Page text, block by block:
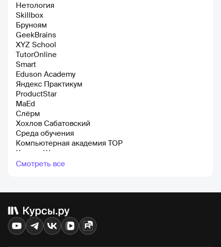
Нетология
Skillbox
Бруноям
GeekBrains
XYZ School
TutorOnline
Smart
Eduson Academy
Яндекс Практикум
ProductStar
MaEd
Слёрм
Хохлов Сабатовский
Среда обучения
Компьютерная академия TOP
Контур Школа
Психодемия
Fashion factory school
EDPRO
Международная школа профессий
Otus
Смотреть все